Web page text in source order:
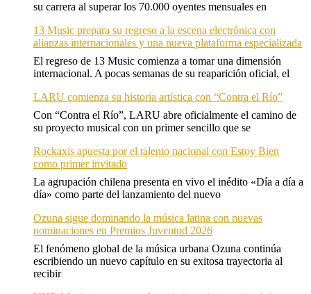
su carrera al superar los 70.000 oyentes mensuales en
13 Music prepara su regreso a la escena electrónica con
alianzas internacionales y una nueva plataforma especializada
El regreso de 13 Music comienza a tomar una dimensión
internacional. A pocas semanas de su reaparición oficial, el
LARU comienza su historia artística con “Contra el Río”
Con “Contra el Río”, LARU abre oficialmente el camino de
su proyecto musical con un primer sencillo que se
Rockaxis apuesta por el talento nacional con Estoy Bien
como primer invitado
La agrupación chilena presenta en vivo el inédito «Día a día a
día» como parte del lanzamiento del nuevo
Ozuna sigue dominando la música latina con nuevas
nominaciones en Premios Juventud 2026
El fenómeno global de la música urbana Ozuna continúa
escribiendo un nuevo capítulo en su exitosa trayectoria al
recibir